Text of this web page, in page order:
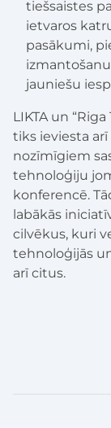
tiešsaistes
ietvaros
pasākumi,
jauniešu
LIKTA un
tiks ieviesta arī
nozīmīgiem
tehnoloģiju
konferencē.
labākās
cilvēkus, kuri
tehnoloģijās
arī citus.